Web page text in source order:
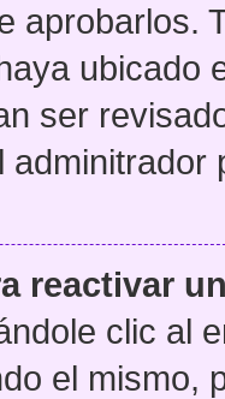
aprobarlos.
ubicado
ser
reactivar
clic al
el mismo,